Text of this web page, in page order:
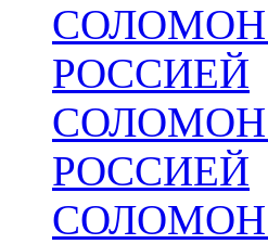
РОССИЕЙ
РОССИЕЙ